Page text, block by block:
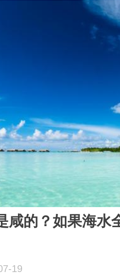
咸的？如果海水
19